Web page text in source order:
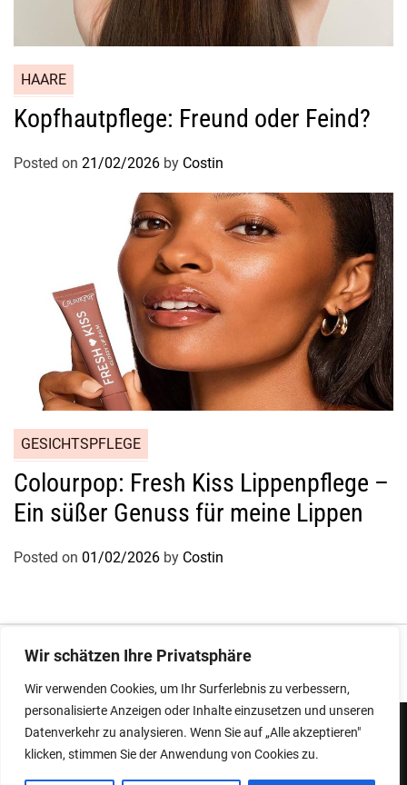
Wir schätzen Ihre Privatsphäre
Wir verwenden Cookies, um Ihr Surferlebnis zu verbessern,
personalisierte Anzeigen oder Inhalte einzusetzen und unseren
Datenverkehr zu analysieren. Wenn Sie auf „Alle akzeptieren"
klicken, stimmen Sie der Anwendung von Cookies zu.
HAARE
Kopfhautpflege: Freund oder Feind?
Posted on 21/02/2026 by Costin
GESICHTSPFLEGE
Colourpop: Fresh Kiss Lippenpflege –
Ein süßer Genuss für meine Lippen
Posted on 01/02/2026 by Costin